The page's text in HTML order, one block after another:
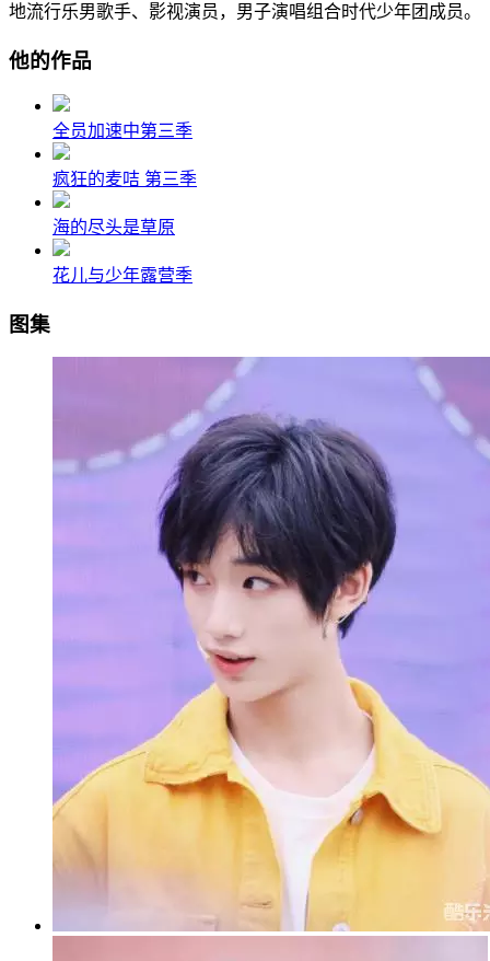
地流行乐男歌手、影视演员，男子演唱组合时代少年团成员。
他的作品
全员加速中第三季
疯狂的麦咭 第三季
海的尽头是草原
花儿与少年露营季
图集